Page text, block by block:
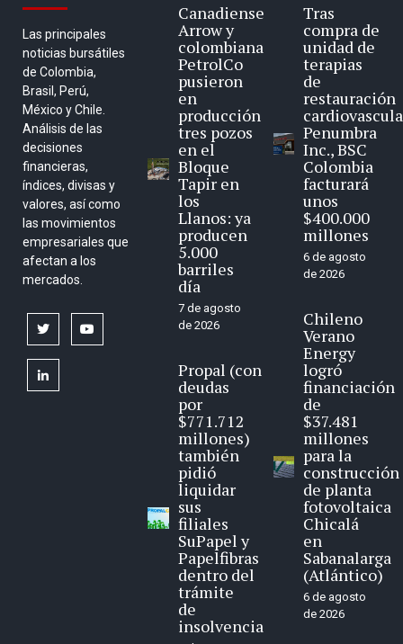
Las principales
noticias bursátiles
de Colombia,
Brasil, Perú,
México y Chile.
Análisis de las
decisiones
financieras,
índices, divisas y
valores, así como
las movimientos
empresariales que
afectan a los
mercados.
twitter
linkedin
Canadiense
Arrow y
colombiana
PetrolCo
pusieron
en
producción
tres pozos
en el
Bloque
Tapir en
los
Llanos: ya
producen
5.000
barriles
día
7 de agosto
de 2026
Propal (con
deudas
por
$771.712
millones)
también
pidió
liquidar
sus
filiales
SuPapel y
Papelfibras
dentro del
trámite
de
insolvencia
Tras
compra de
unidad de
terapias
de
restauración
Penumbra
Inc., BSC
Colombia
facturará
unos
$400.000
millones
6 de agosto
de 2026
Chileno
Verano
Energy
logró
financiación
de
$37.481
millones
para la
construcción
de planta
fotovoltaica
Chicalá
en
Sabanalarga
(Atlántico)
6 de agosto
de 2026